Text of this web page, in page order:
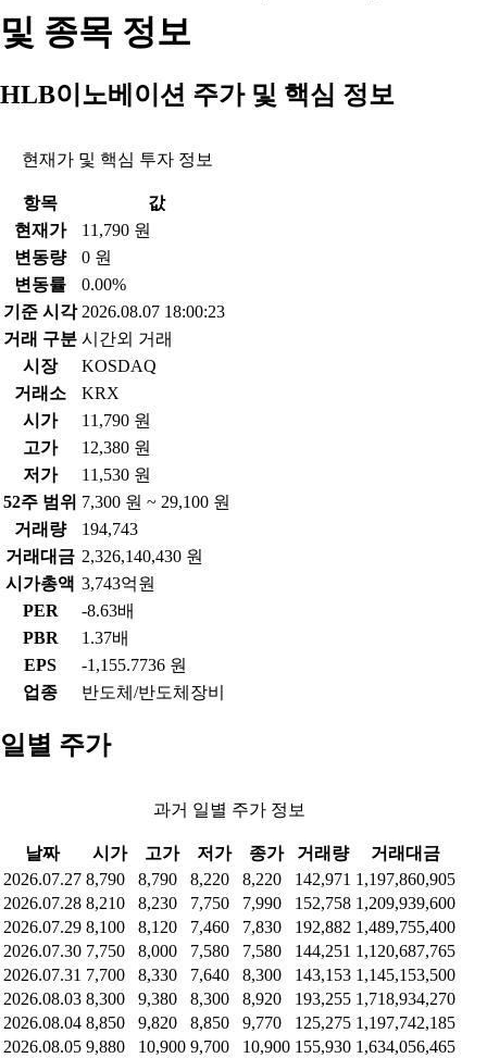
및 종목 정보
HLB이노베이션 주가 및 핵심 정보
현재가 및 핵심 투자 정보
항목
값
현재가
11,790 원
변동량
0 원
변동률
0.00%
기준 시각 2026.08.07 18:00:23
거래 구분 시간외 거래
시장
KOSDAQ
거래소
KRX
시가
11,790 원
고가
12,380 원
저가
11,530 원
52주 범위 7,300 원 ~ 29,100 원
거래량
194,743
거래대금 2,326,140,430 원
시가총액 3,743억원
PER
-8.63배
PBR
1.37배
EPS
-1,155.7736 원
업종
반도체/반도체장비
일별 주가
과거 일별 주가 정보
날짜 시가 고가 저가 종가 거래량
거래대금
2026.07.27 8,790 8,790 8,220 8,220 142,971 1,197,860,905
2026.07.28 8,210 8,230 7,750 7,990 152,758 1,209,939,600
2026.07.29 8,100 8,120 7,460 7,830 192,882 1,489,755,400
2026.07.30 7,750 8,000 7,580 7,580 144,251 1,120,687,765
2026.07.31 7,700 8,330 7,640 8,300 143,153 1,145,153,500
2026.08.03 8,300 9,380 8,300 8,920 193,255 1,718,934,270
2026.08.04 8,850 9,820 8,850 9,770 125,275 1,197,742,185
2026.08.05 9,880 10,900 9,700 10,900 155,930 1,634,056,465